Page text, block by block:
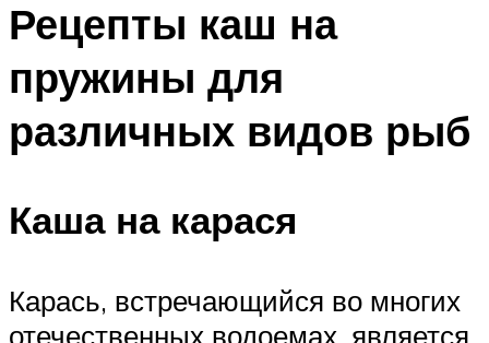
Рецепты каш на
пружины для
различных видов рыб
Каша на карася
Карась, встречающийся во многих
отечественных водоемах, является